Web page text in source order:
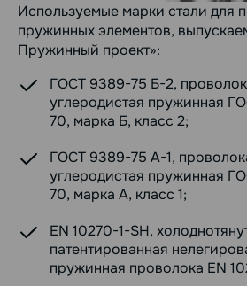
Используемые марки стали для
пружинных элементов,
Пружинный проект»:
ГОСТ 9389-75 Б-2,
углеродистая пружинная
70, марка Б, класс 2;
ГОСТ 9389-75 А-1,
углеродистая пружинная
70, марка А, класс 1;
EN 10270-1-SH,
патентированная
пружинная проволока EN